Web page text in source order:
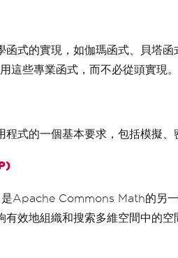
函式的實現，如伽瑪函式、貝塔
這些專業函式，而不必從頭實現。
程式的一個基本要求，包括模擬
Apache Commons Math的另
有效地組織和搜索多維空間中的空